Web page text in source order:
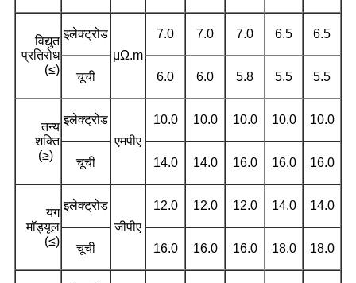
विद्युत
प्रतिरोध
(≤)
इलेक्ट्रोड
μΩ.m
7.0 7.0 7.0 6.5 6.5
चूची 6.0 6.0 5.8 5.5 5.5
तन्य
शक्ति
(≥)
इलेक्ट्रोड
एमपीए
10.0 10.0 10.0 10.0 10.0
चूची 14.0 14.0 16.0 16.0 16.0
यंग
मॉड्यूल
(≤)
इलेक्ट्रोड
जीपीए
12.0 12.0 12.0 14.0 14.0
चूची 16.0 16.0 16.0 18.0 18.0